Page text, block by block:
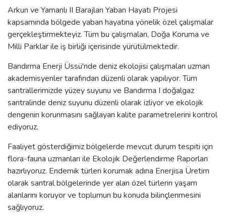
Arkun ve Yamanlı II Barajları Yaban Hayatı Projesi
kapsamında bölgede yaban hayatına yönelik özel çalışmalar
gerçekleştirmekteyiz. Tüm bu çalışmaları, Doğa Koruma ve
Milli Parklar ile iş birliği içerisinde yürütülmektedir.
Bandırma Enerji Üssü'nde deniz ekolojisi çalışmaları uzman
akademisyenler tarafından düzenli olarak yapılıyor. Tüm
santrallerimizde yüzey suyunu ve Bandırma I doğalgaz
santralinde deniz suyunu düzenli olarak izliyor ve ekolojik
dengenin korunmasını sağlayan kalite parametrelerini kontrol
ediyoruz.
Faaliyet gösterdiğimiz bölgelerde mevcut durum tespiti için
flora-fauna uzmanları ile Ekolojik Değerlendirme Raporları
hazırlıyoruz. Endemik türleri korumak adına Enerjisa Üretim
olarak santral bölgelerinde yer alan özel türlerin yaşam
alanlarını koruyor ve toplumun bu konuda bilinçlenmesini
sağlıyoruz.